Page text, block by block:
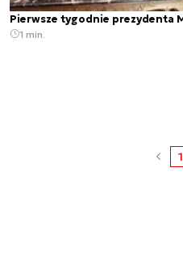
Pierwsze tygodnie prezydenta
1 min.
1